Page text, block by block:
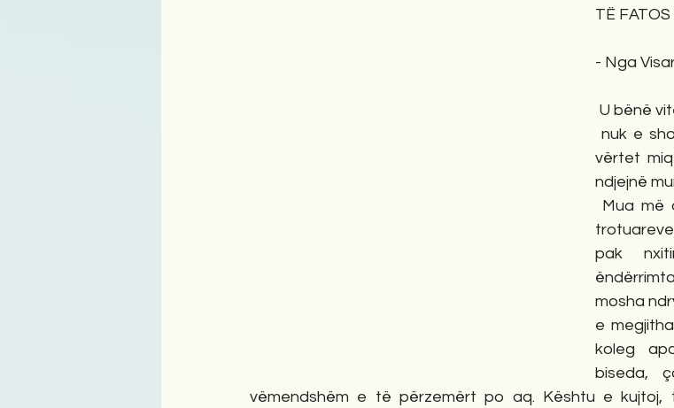
TË
- Nga
U bënë
vërtet
ndjejnë
pak
mosha
e
koleg
biseda,
vëmendshëm e të përzemërt po aq. Kështu e kujtoj,